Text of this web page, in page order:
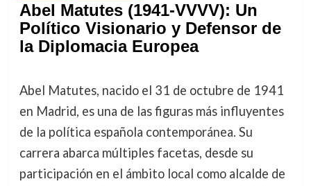
Abel Matutes (1941-VVVV): Un
Político Visionario y Defensor de
la Diplomacia Europea
Abel Matutes, nacido el 31 de octubre de 1941
en Madrid, es una de las figuras más influyentes
de la política española contemporánea. Su
carrera abarca múltiples facetas, desde su
participación en el ámbito local como alcalde de